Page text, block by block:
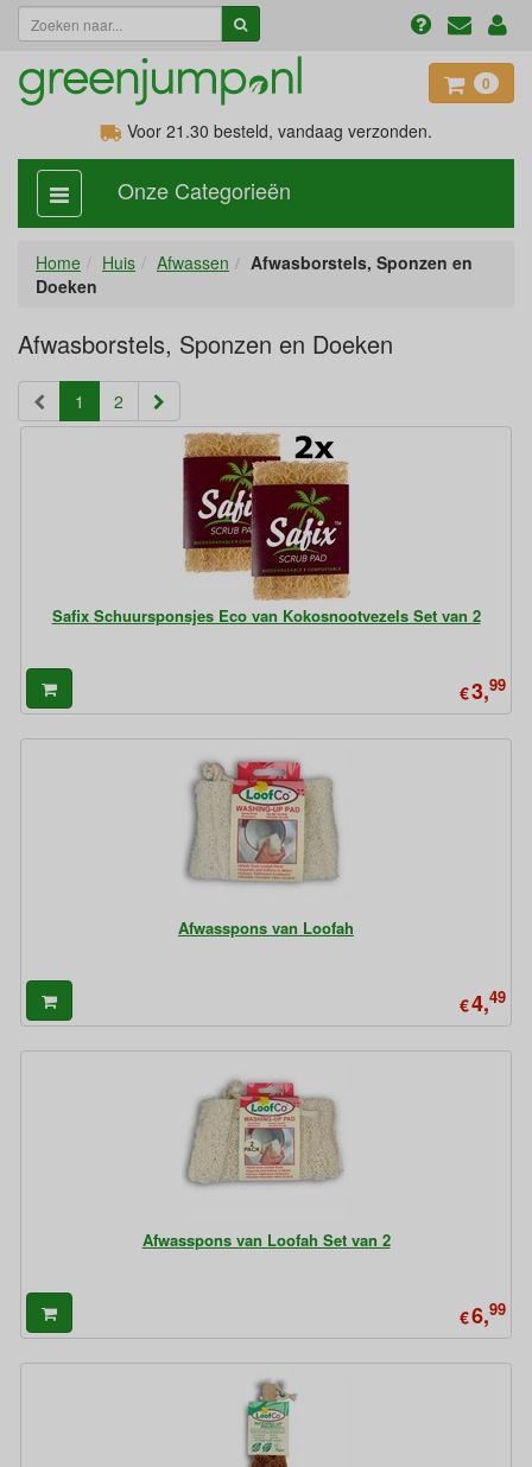
0
Voor 21.30 besteld, vandaag verzonden.
categorie
aan,
Onze Categorieën
Home Huis Afwassen
Afwasborstels, Sponzen en
Doeken
Afwasborstels, Sponzen en Doeken
1 (current)
2
Safix Schuursponsjes Eco van Kokosnootvezels Set van 2
€3,99
Afwasspons van Loofah
€4,49
Afwasspons van Loofah Set van 2
€6,99